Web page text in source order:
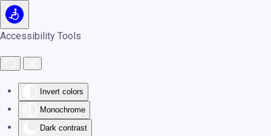
Accessibility Tools
Invert colors
Monochrome
Dark contrast
Skip to main content